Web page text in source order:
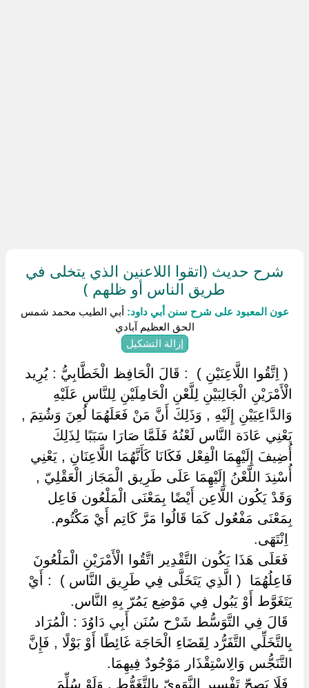
شرح حديث (اتقوا اللاعنين الذي يتخلى في
طريق الناس أو ظلهم )
عون المعبود على شرح سنن أبي داود: أبي الطيب محمد شمس
الحق العظيم آبادي
إزالة التشكيل
‏ ‏( اِتَّقُوا اللَّاعِنَيْنِ ) ‏ ‏: قَالَ الْحَافِظ الْخَطَّابِيُّ : يُرِيد
الْأَمْرَيْنِ الْجَالِبَيْنِ لِلَّعْنِ الْحَامِلَيْنِ لِلنَّاسِ عَلَيْهِ
وَالدَّاعِيَيْنِ إِلَيْهِ , وَذَلِكَ أَنَّ مَنْ فَعَلَهُمَا لُعِنَ وَشُتِمَ ,
يَعْنِي عَادَة النَّاس لَعْنُهُ فَلَمَّا صَارَا سَبَبًا لِذَلِكَ
أُضِيفَ إِلَيْهِمَا الْفِعْل فَكَانَا كَأَنَّهُمَا اللَّاعِنَانِ , يَعْنِي
أُسْنِدَ اللَّعْنُ إِلَيْهِمَا عَلَى طَرِيق الْمَجَاز الْعَقْلِيّ ,
وَقَدْ يَكُون اللَّاعِن أَيْضًا بِمَعْنَى الْمَلْعُون فَاعِل
بِمَعْنَى مَفْعُول كَمَا قَالُوا مَرَّ كَاتِم أَيْ مَكْتُوم.
‏ ‏اِنْتَهَى.
‏ ‏فَعَلَى هَذَا يَكُون التَّقْدِير اتَّقُوا الْأَمْرَيْنِ الْمَلْعُونَ
فَاعِلُهُمَا ‏ ‏( الَّذِي يَتَخَلَّى فِي طَرِيق النَّاس ) ‏ ‏: أَيْ
يَتَغَوَّط أَوْ يَبُول فِي مَوْضِع يَمُرّ بِهِ النَّاس.
‏ ‏قَالَ فِي التَّوَسُّط شَرْح سُنَن أَبِي دَاوُدَ : الْمُرَاد
بِالتَّخَلِّي التَّفَرُّد لِقَضَاءِ الْحَاجَة غَائِطًا أَوْ بَوْلًا , فَإِنَّ
التَّنَجُّس وَالِاسْتِقْذَار مَوْجُودٌ فِيهِمَا.
‏ ‏فَلَا يَصِحّ تَفْسِير النَّوَوِيّ بِالتَّغَوُّطِ , وَلَوْ سُلِّمَ